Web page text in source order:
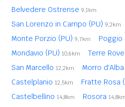
Belvedere Ostrense 9,1km
San Lorenzo in Campo (PU) 9,2km
Monte Porzio (PU) 9,7km Poggio
Mondavio (PU) 10,6km Terre
San Marcello 12,2km Morro d'Alba
Castelplanio 12,5km Fratte Rosa
Castelbellino 14,8km Rosora